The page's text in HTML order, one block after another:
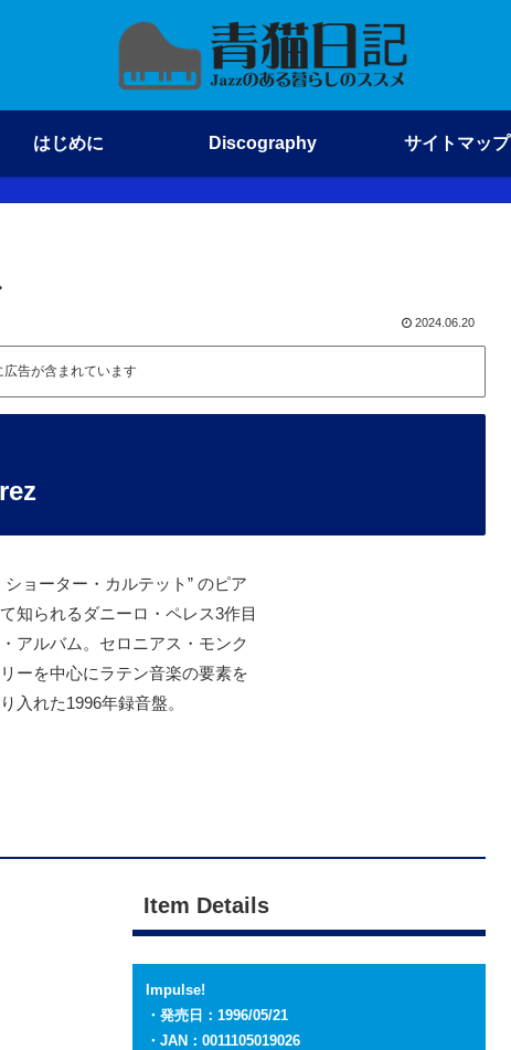
はじめに Discography サイトマップ
2024.06.20
広告が含まれています
ショーター・カルテット” のピア
知られるダニーロ・ペレス3作目
アルバム。セロニアス・モンク
ーを中心にラテン音楽の要素を
入れた1996年録音盤。
Item Details
Impulse!
・発売日：1996/05/21
・JAN：0011105019026